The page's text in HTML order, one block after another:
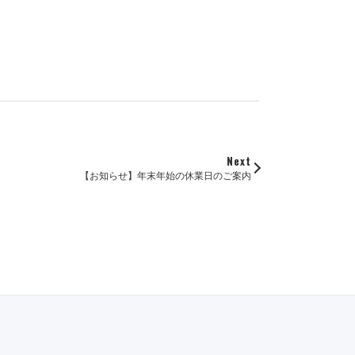
Next
【お知らせ】年末年始の休業日のご案内